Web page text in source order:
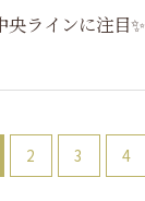
ラインに注目✨
2 3 4